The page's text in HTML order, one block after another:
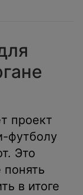
проект
футболу
Это
в итоге